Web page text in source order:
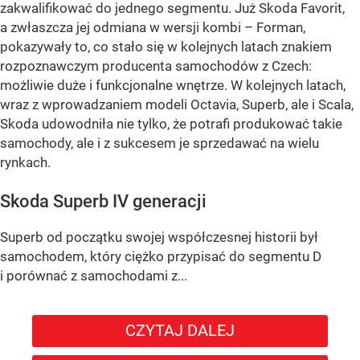
zakwalifikować do jednego segmentu. Już Skoda Favorit,
a zwłaszcza jej odmiana w wersji kombi – Forman,
pokazywały to, co stało się w kolejnych latach znakiem
rozpoznawczym producenta samochodów z Czech:
możliwie duże i funkcjonalne wnętrze. W kolejnych latach,
wraz z wprowadzaniem modeli Octavia, Superb, ale i Scala,
Skoda udowodniła nie tylko, że potrafi produkować takie
samochody, ale i z sukcesem je sprzedawać na wielu
rynkach.
Skoda Superb IV generacji
Superb od początku swojej współczesnej historii był
samochodem, który ciężko przypisać do segmentu D
i porównać z samochodami z...
CZYTAJ DALEJ